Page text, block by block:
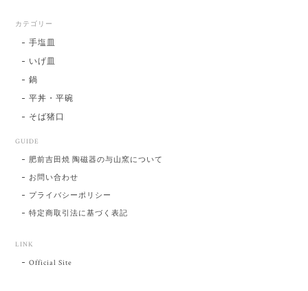
カテゴリー
手塩皿
いげ皿
鍋
平丼・平碗
そば猪口
GUIDE
肥前吉田焼 陶磁器の与山窯について
お問い合わせ
プライバシーポリシー
特定商取引法に基づく表記
LINK
Official Site